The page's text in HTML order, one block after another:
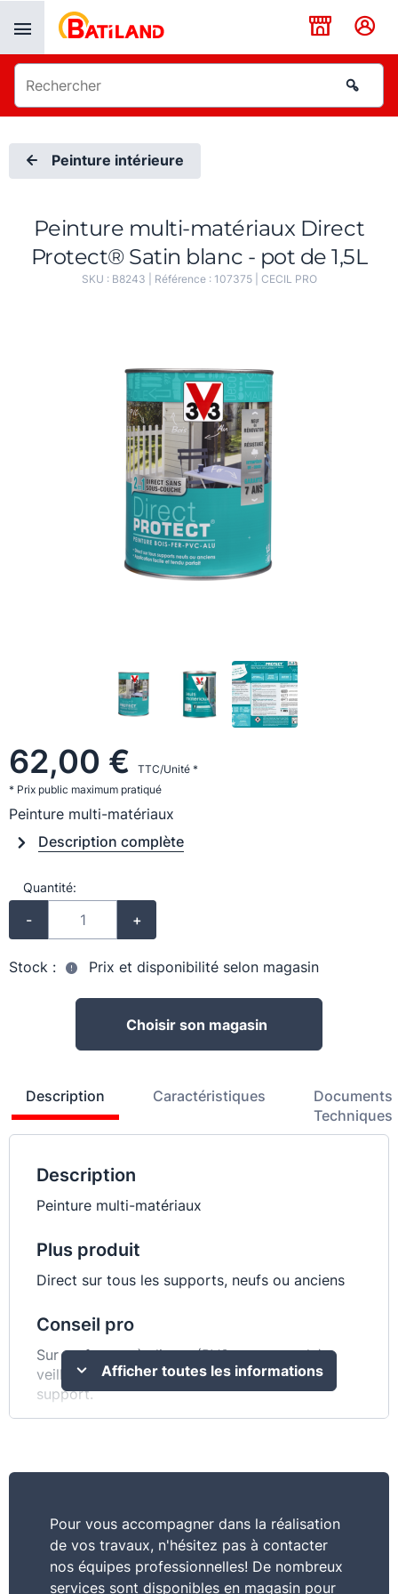
Peinture intérieure
Peinture multi-matériaux Direct
Protect® Satin blanc - pot de 1,5L
SKU : B8243 | Référence : 107375| CECIL PRO
62,00 €
TTC/Unité *
* Prix public maximum pratiqué
Peinture multi-matériaux
Description complète
Quantité:
- +
Stock : Prix et disponibilité selon magasin
Choisir son magasin
Description Caractéristiques
Documents
Techniques
Description
Peinture multi-matériaux
Plus produit
Direct sur tous les supports, neufs ou anciens
Conseil pro
Sur surfaces très lisses (PVC par exemple),
veillez à très soigneusement dépoussiérer le
support.
Une seule peinture pour tout, c’est tellement
Commentaire
Une seule peinture pour tous les supports ! - La
Afficher toutes les informations
Pour vous accompagner dans la réalisation
de vos travaux, n'hésitez pas à contacter
nos équipes professionnelles! De nombreux
services sont disponibles en magasin pour
Panneau de gestion des cookies